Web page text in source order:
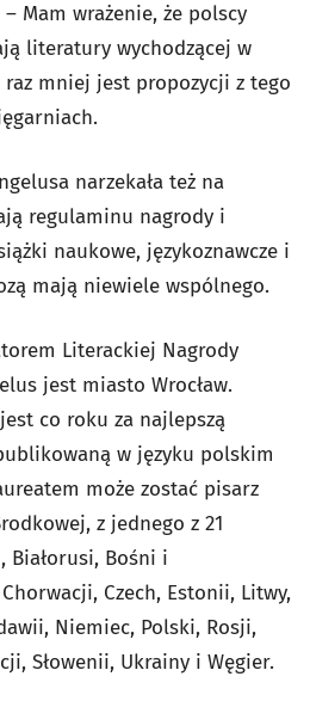
Mam wrażenie, że polscy
literatury wychodzącej w
raz mniej jest propozycji z tego
narzekała też na
regulaminu nagrody i
naukowe, językoznawcze i
mają niewiele wspólnego.
Literackiej Nagrody
jest miasto Wrocław.
co roku za najlepszą
w języku polskim
może zostać pisarz
z jednego z 21
Białorusi, Bośni i
Czech, Estonii, Litwy,
Niemiec, Polski, Rosji,
Słowenii, Ukrainy i Węgier.